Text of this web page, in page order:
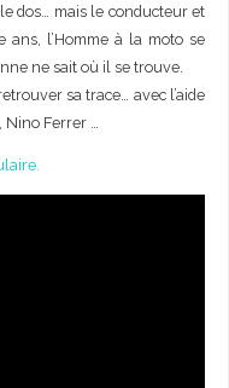
dos… mais le conducteur et
ans, l’Homme à la moto se
ne sait où il se trouve.
sa trace… avec l’aide
Ferrer …